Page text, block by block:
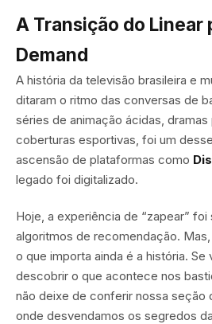
A Transição do Linear
Demand
A história da televisão brasileira e
ditaram o ritmo das conversas de
séries de animação ácidas,
coberturas esportivas, foi um
ascensão de plataformas como
legado foi digitalizado.
Hoje, a experiência de “zapear”
algoritmos de recomendação.
o que importa ainda é a história.
descobrir o que acontece nos
não deixe de conferir nossa seção
onde desvendamos os segredos